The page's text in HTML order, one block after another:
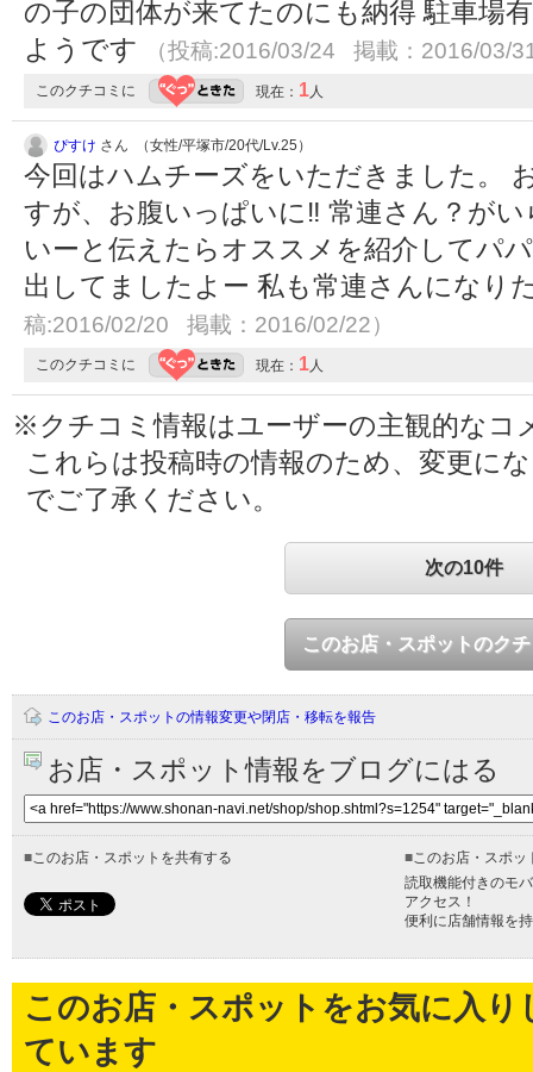
の子の団体が来てたのにも納得 駐車場
ようです
（投稿:2016/03/24 掲載：2016/03/
このクチコミに 現在： 1人
ぴすけ さん （女性/平塚市/20代/Lv.25）
今回はハムチーズをいただきました。
すが、お腹いっぱいに‼︎ 常連さん？が
いーと伝えたらオススメを紹介してパ
出してましたよー 私も常連さんにな
稿:2016/02/20 掲載：2016/02/22）
このクチコミに 現在： 1人
※クチコミ情報はユーザーの主観的なコ
これらは投稿時の情報のため、変更に
でご了承ください。
次の10件
このお店・スポットのク
このお店・スポットの情報変更や閉店・移転を報告
お店・スポット情報をブログにはる
■このお店・スポットを共有する ■このお店・スポッ
読取機能付きのモ
アクセス！
便利に店舗情報を
このお店・スポットをお気に入
ています